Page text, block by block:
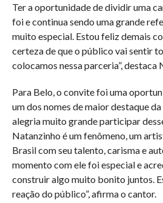
Ter a oportunidade de dividir uma
foi e continua sendo uma grande
muito especial. Estou feliz demais
certeza de que o público vai sentir
colocamos nessa parceria”, destaca
Para Belo, o convite foi uma
um dos nomes de maior destaque
alegria muito grande participar
Natanzinho é um fenômeno, um
Brasil com seu talento, carisma e
momento com ele foi especial e
construir algo muito bonito juntos.
reação do público”, afirma o cantor.